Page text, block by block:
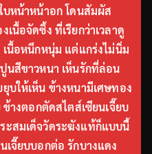
หน้าหน้าอก โดนสัมผัส
เนื้อจัดซึ้ง ที่เรียกว่าเวลาดู
เนื้อหนึกหนุ่ม แต่แกร่งไม่นิ่ม
นสีขาวหนา เห็นรักที่ล่อน
ให้เห็น ข้างหนามีเศษทอง
ข้างตอกตัดสไตส์เซียนเจี๊ยบ
สมเด็จวัดระฆังแท้ก็แบบนี้
เจี๊ยบบอกต่อ รักบางแดง